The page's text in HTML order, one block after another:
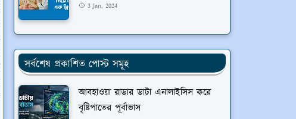
3 Jan, 2024
সর্বশেষ প্রকাশিত পোস্ট সমূহ
আবহাওয়া রাডার ডাটা এনালাইসিস করে
বৃষ্টিপাতের পূর্বাভাস